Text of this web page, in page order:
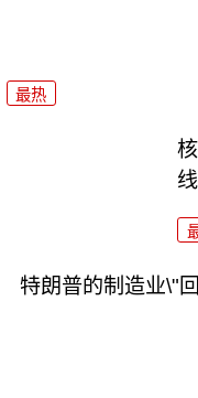
最热
特朗普的制造业\"